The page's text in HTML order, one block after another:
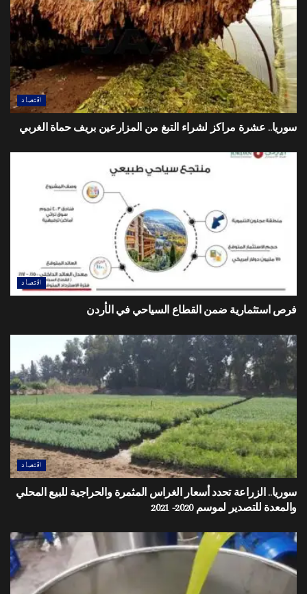
اقتصاد
سوريا.. عشرة مراكز لشراء التبغ من المزارعين بريف حماة الغربي
اقتصاد
فرص استثمارية ضمن القطاع السياحي في الأردن
اقتصاد
سوريا.. الزراعة تحدد أسعار الغراس المثمرة والحراجية للبيع المحلي
والمعدة للتصدير لموسم 2020- 2021